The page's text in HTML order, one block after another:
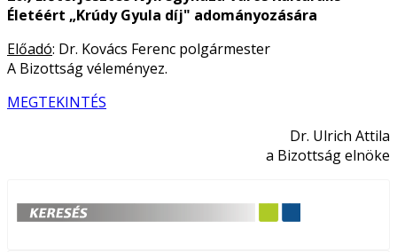
Életéért „Krúdy Gyula díj" adományozására
Előadó: Dr. Kovács Ferenc polgármester
A Bizottság véleményez.
MEGTEKINTÉS
Dr. Ulrich Attila
a Bizottság elnöke